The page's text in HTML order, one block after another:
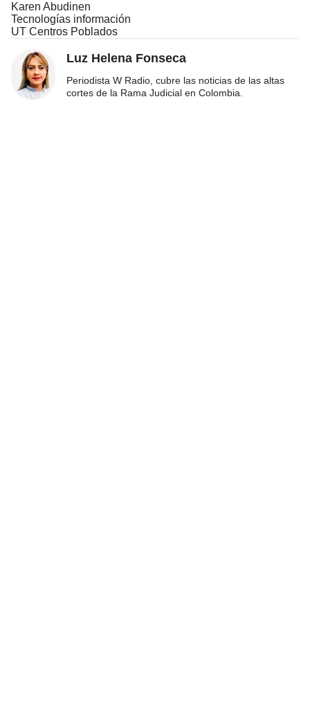
Karen Abudinen
Tecnologías información
UT Centros Poblados
Luz Helena Fonseca
Periodista W Radio, cubre las noticias de las altas
cortes de la Rama Judicial en Colombia.